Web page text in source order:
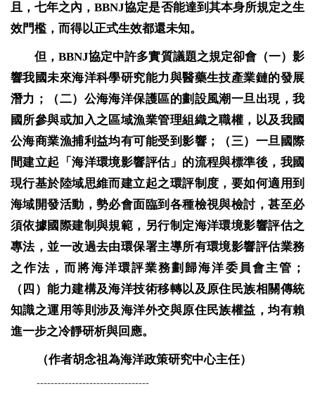
且，七年之內，BBNJ協定是否能達到其本身所規定之生
效門檻，而得以正式生效都還未知。
但，BBNJ協定中許多實質議題之規定卻會（一）影
響我國未來海洋科學研究能力與醫藥生技產業鏈的發展
潛力；（二）公海海洋保護區的劃設風潮一旦出現，我
國所參與或加入之區域漁業管理組織之職權，以及我國
公海商業漁捕利益均有可能受到影響；（三）一旦國際
間建立起「海洋環境影響評估」的流程與標準後，我國
現行基於陸域思維而建立起之環評制度，要如何適用到
海域開發活動，勢必會面臨到各種檢視與檢討，甚至必
須依據國際建制與規範，另行制定海洋環境影響評估之
專法，並一改過去由環保署主導所有環境影響評估業務
之作法，而將海洋環評業務劃歸海洋委員會主管；
（四）能力建構及海洋技術移轉以及原住民族相關傳統
知識之運用等則涉及海洋外交與原住民族權益，均有賴
進一步之冷靜研析與回應。
（作者胡念祖為海洋政策研究中心主任）
--------------------------------